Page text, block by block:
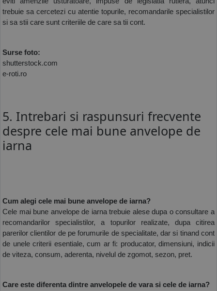
trebuie sa cercetezi cu atentie topurile, recomandarile specialistilor
si sa stii care sunt criteriile de care sa tii cont.
Surse foto:
shutterstock.com
e-roti.ro
5. Intrebari si raspunsuri frecvente
despre cele mai bune anvelope de
iarna
Cum alegi cele mai bune anvelope de iarna?
Cele mai bune anvelope de iarna trebuie alese dupa o consultare a
recomandarilor specialistilor, a topurilor realizate, dupa citirea
parerilor clientilor de pe forumurile de specialitate, dar si tinand cont
de unele criterii esentiale, cum ar fi: producator, dimensiuni, indicii
de viteza, consum, aderenta, nivelul de zgomot, sezon, pret.
Care este diferenta dintre anvelopele de vara si cele de iarna?